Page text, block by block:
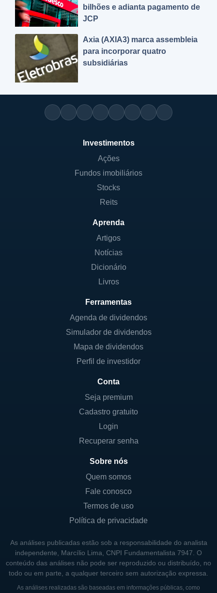
bilhões e adianta pagamento de
JCP
Axia (AXIA3) marca assembleia
para incorporar quatro
subsidiárias
Investimentos
Ações
Fundos imobiliários
Stocks
Reits
Aprenda
Artigos
Notícias
Dicionário
Livros
Ferramentas
Agenda de dividendos
Simulador de dividendos
Mapa de dividendos
Perfil de investidor
Conta
Seja premium
Cadastro gratuito
Login
Recuperar senha
Sobre nós
Quem somos
Fale conosco
Termos de uso
Política de privacidade
As análises publicadas estão sob a responsabilidade do analista
independente, Marcílio Lima, CNPI Fundamentalista 7947. O
conteúdo das análises não pode ser reproduzido ou distribuído, no
todo ou em parte, a qualquer terceiro sem autorização expressa.
As análises realizadas são baseadas em informações públicas, como